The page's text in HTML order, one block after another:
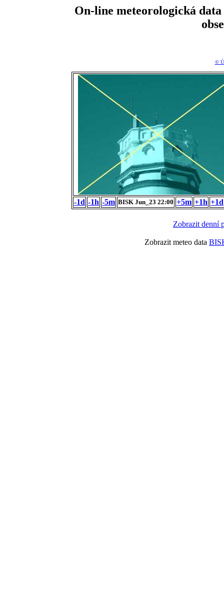
On-line meteorologická
©
-1d -1h -5m BISK Jun_23 22:00 +5m +1h +1d
Zobrazit denní
Zobrazit meteo data